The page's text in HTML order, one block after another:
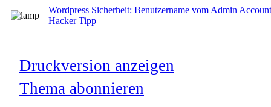
Wordpress Sicherheit: Benutzername vom Admin
Hacker Tipp
Druckversion anzeigen
Thema abonnieren